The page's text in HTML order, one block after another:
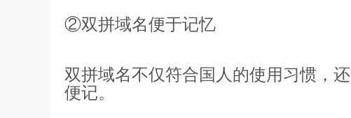
②双拼域名便于记忆
双拼域名不仅符合国人的使用习惯，
便记。